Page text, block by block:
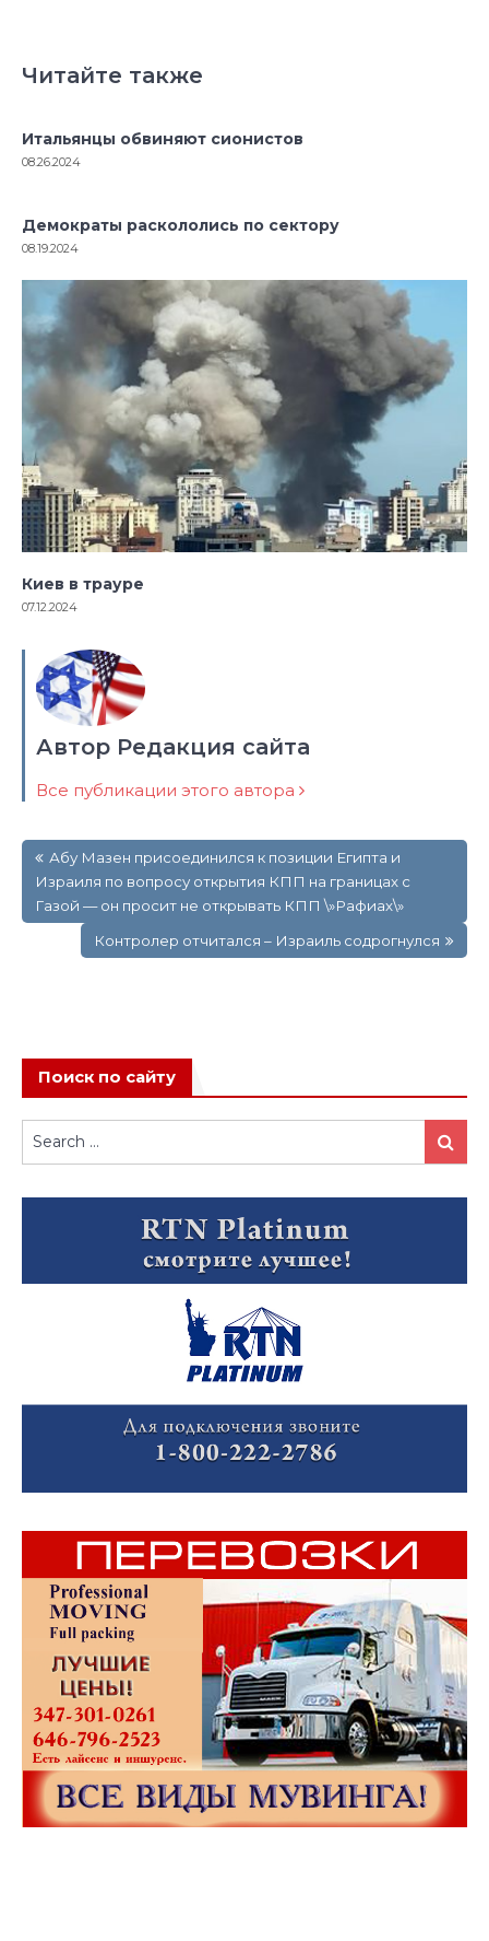
Читайте также
Итальянцы обвиняют сионистов
08.26.2024
Демократы раскололись по сектору
08.19.2024
Киев в трауре
07.12.2024
Автор Редакция сайта
Все публикации этого автора
по
записям
Абу Мазен присоединился к позиции Египта и
Израиля по вопросу открытия КПП на границах с
Газой — он просит не открывать КПП \»Рафиах\»
Контролер отчитался – Израиль содрогнулся
Поиск по сайту
Search
for:
Search